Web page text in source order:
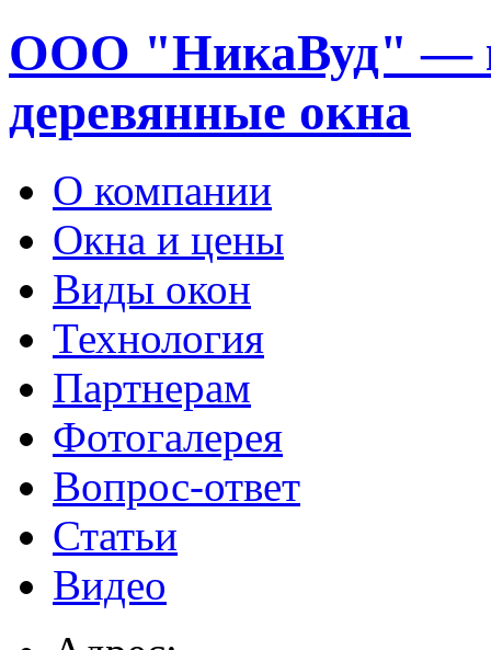
ООО "НикаВуд" —
деревянные окна
О компании
Окна и цены
Виды окон
Технология
Партнерам
Фотогалерея
Вопрос-ответ
Статьи
Видео